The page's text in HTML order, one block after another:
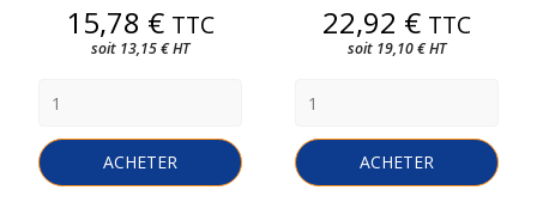
Prix
15,78 € TTC
soit 13,15 € HT
ACHETER
Prix
22,92 € TTC
soit 19,10 € HT
ACHETER